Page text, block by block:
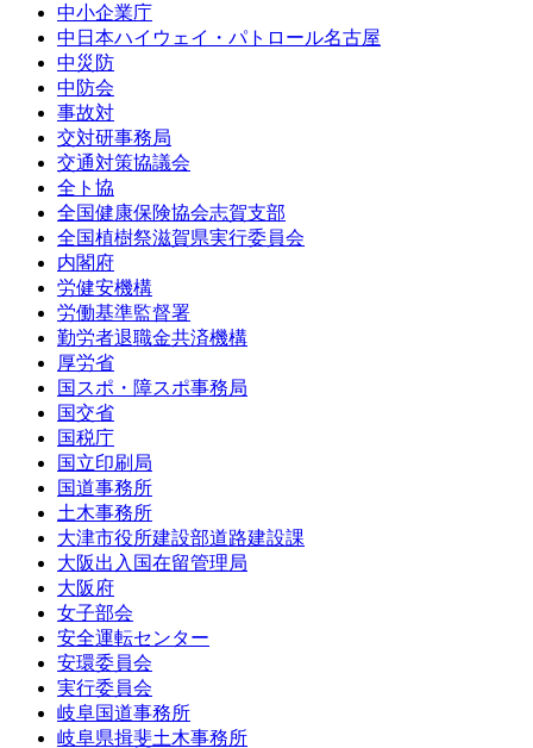
中小企業庁
中日本ハイウェイ・パトロール名古屋
中災防
中防会
事故対
交対研事務局
交通対策協議会
全ト協
全国健康保険協会志賀支部
全国植樹祭滋賀県実行委員会
内閣府
労健安機構
労働基準監督署
勤労者退職金共済機構
厚労省
国スポ・障スポ事務局
国交省
国税庁
国立印刷局
国道事務所
土木事務所
大津市役所建設部道路建設課
大阪出入国在留管理局
大阪府
女子部会
安全運転センター
安環委員会
実行委員会
岐阜国道事務所
岐阜県揖斐土木事務所